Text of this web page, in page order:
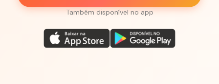
Também disponível no app